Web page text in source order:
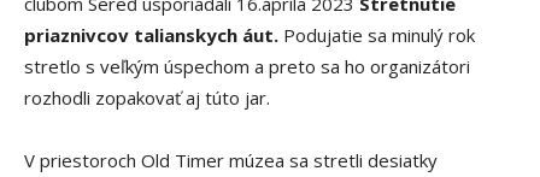
priaznivcov talianskych áut. Podujatie sa minulý rok
stretlo s veľkým úspechom a preto sa ho organizátori
rozhodli zopakovať aj túto jar.
V priestoroch Old Timer múzea sa stretli desiatky